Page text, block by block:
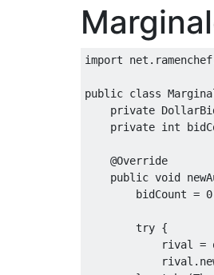
import net . ramenchef
public class
private
private int
@Override
public void
        bidCount
= 0
try {
            rival
=
            rival
.